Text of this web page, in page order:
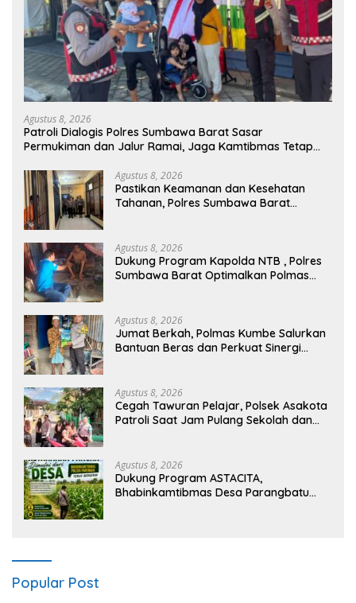
Agustus 8, 2026
Patroli Dialogis Polres Sumbawa Barat Sasar
Permukiman dan Jalur Ramai, Jaga Kamtibmas Tetap
Agustus 8, 2026
Pastikan Keamanan dan Kesehatan
Tahanan, Polres Sumbawa Barat
Agustus 8, 2026
Dukung Program Kapolda NTB , Polres
Sumbawa Barat Optimalkan Polmas
Agustus 8, 2026
Jumat Berkah, Polmas Kumbe Salurkan
Bantuan Beras dan Perkuat Sinergi
Agustus 8, 2026
Cegah Tawuran Pelajar, Polsek Asakota
Patroli Saat Jam Pulang Sekolah dan
Agustus 8, 2026
Dukung Program ASTACITA,
Bhabinkamtibmas Desa Parangbatu
Popular Post